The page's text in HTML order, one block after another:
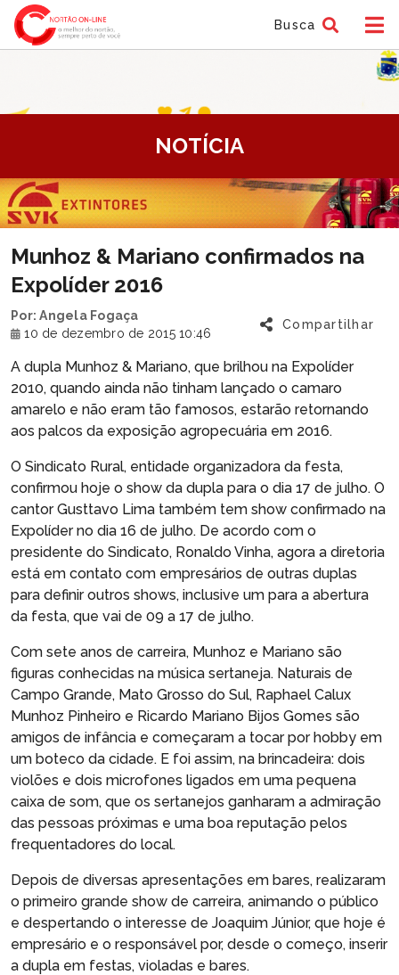
Busca
NOTÍCIA
Munhoz & Mariano confirmados na
Expolíder 2016
Por: Angela Fogaça
10 de dezembro de 2015 10:46
Compartilhar
A dupla Munhoz & Mariano, que brilhou na Expolíder
2010, quando ainda não tinham lançado o camaro
amarelo e não eram tão famosos, estarão retornando
aos palcos da exposição agropecuária em 2016.
O Sindicato Rural, entidade organizadora da festa,
confirmou hoje o show da dupla para o dia 17 de julho. O
cantor Gusttavo Lima também tem show confirmado na
Expolíder no dia 16 de julho. De acordo com o
presidente do Sindicato, Ronaldo Vinha, agora a diretoria
está em contato com empresários de outras duplas
para definir outros shows, inclusive um para a abertura
da festa, que vai de 09 a 17 de julho.
Com sete anos de carreira, Munhoz e Mariano são
figuras conhecidas na música sertaneja. Naturais de
Campo Grande, Mato Grosso do Sul, Raphael Calux
Munhoz Pinheiro e Ricardo Mariano Bijos Gomes são
amigos de infância e começaram a tocar por hobby em
um boteco da cidade. E foi assim, na brincadeira: dois
violões e dois microfones ligados em uma pequena
caixa de som, que os sertanejos ganharam a admiração
das pessoas próximas e uma boa reputação pelos
frequentadores do local.
Depois de diversas apresentações em bares, realizaram
o primeiro grande show de carreira, animando o público
e despertando o interesse de Joaquim Júnior, que hoje é
empresário e o responsável por, desde o começo, inserir
a dupla em festas, violadas e bares.